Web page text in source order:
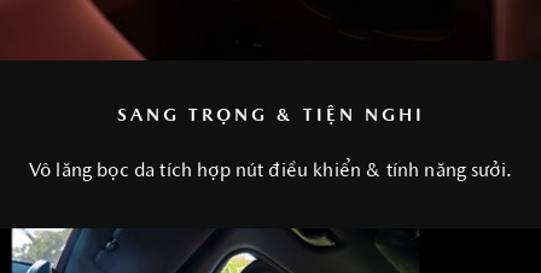
SANG TRỌNG & TIỆN NGHI
Vô lăng bọc da tích hợp nút điều khiển & tính năng sưởi.